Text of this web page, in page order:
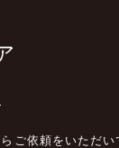
ご依頼をいただい